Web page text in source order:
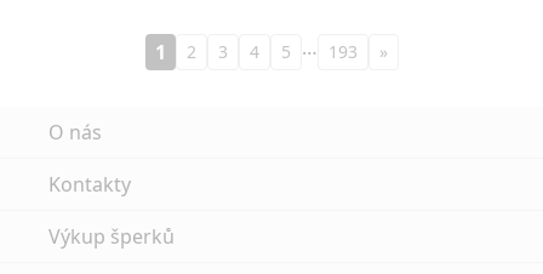
1 2 3 4 5 … 193 »
O nás
Kontakty
Výkup šperků